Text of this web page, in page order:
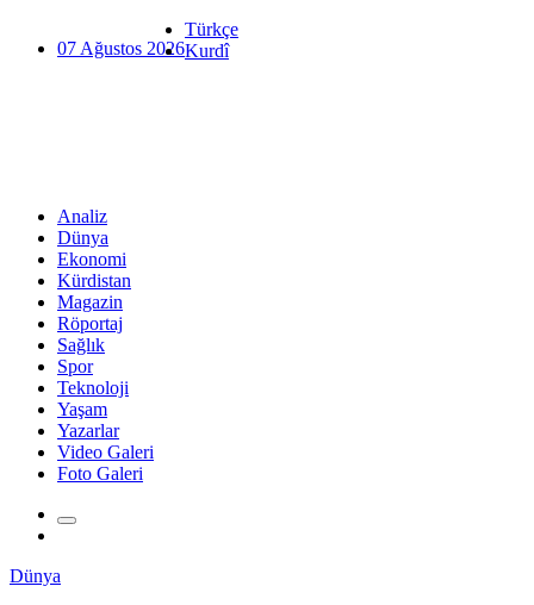
07 Ağustos 2026
Türkçe
Kurdî
Analiz
Dünya
Ekonomi
Kürdistan
Magazin
Röportaj
Sağlık
Spor
Teknoloji
Yaşam
Yazarlar
Video Galeri
Foto Galeri
Dünya